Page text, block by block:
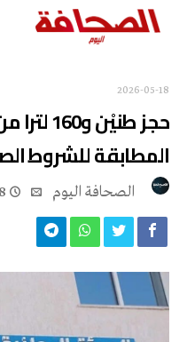
2026-05-18
حجز
المطابقة للشروط